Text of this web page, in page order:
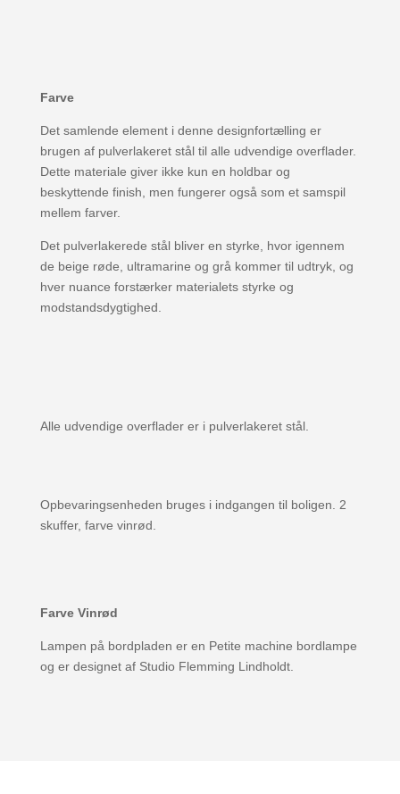
Farve
Det samlende element i denne designfortælling er
brugen af ​​pulverlakeret stål til alle udvendige overflader.
Dette materiale giver ikke kun en holdbar og
beskyttende finish, men fungerer også som et samspil
mellem farver.
Det pulverlakerede stål bliver en styrke, hvor igennem
de beige røde, ultramarine og grå kommer til udtryk, og
hver nuance forstærker materialets styrke og
modstandsdygtighed.
Alle udvendige overflader er i pulverlakeret stål.
Opbevaringsenheden bruges i indgangen til boligen. 2
skuffer, farve vinrød.
Farve Vinrød
Lampen på bordpladen er en Petite machine bordlampe
og er designet af Studio Flemming Lindholdt.